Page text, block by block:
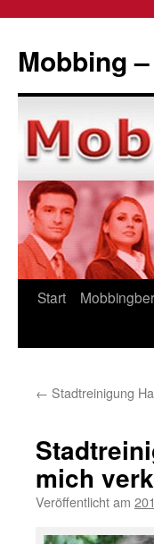
springen
Mobbing
Start
← Stadtreinigung
mich
Veröffentlicht am